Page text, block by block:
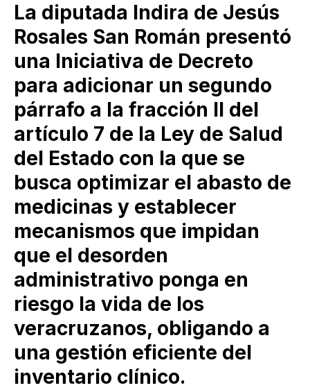
La diputada Indira de Jesús
Rosales San Román presentó
una Iniciativa de Decreto
para adicionar un segundo
párrafo a la fracción II del
artículo 7 de la Ley de Salud
del Estado con la que se
busca optimizar el abasto de
medicinas y establecer
mecanismos que impidan
que el desorden
administrativo ponga en
riesgo la vida de los
veracruzanos, obligando a
una gestión eficiente del
inventario clínico.